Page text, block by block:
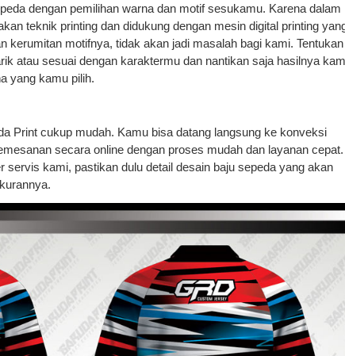
dengan pemilihan warna dan motif sesukamu. Karena dalam
teknik printing dan didukung dengan mesin digital printing
kerumitan motifnya, tidak akan jadi masalah bagi kami. Tentukan
atau sesuai dengan karaktermu dan nantikan saja hasilnya
yang kamu pilih.
Print cukup mudah. Kamu bisa datang langsung ke konveksi
secara online dengan proses mudah dan layanan cepat.
servis kami, pastikan dulu detail desain baju sepeda yang akan